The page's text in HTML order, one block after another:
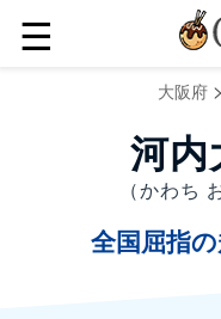
☰
大阪府 >
河内
（かわち
全国屈指